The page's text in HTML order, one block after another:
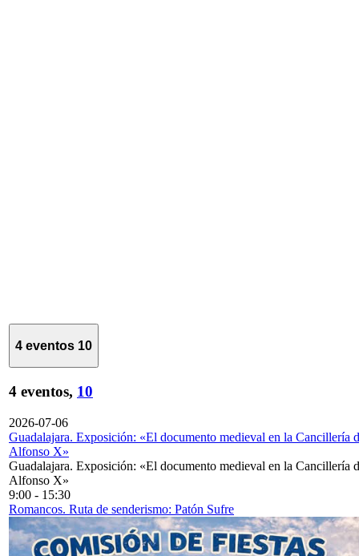
4 eventos 10
4 eventos, 10
2026-07-06
Guadalajara. Exposición: «El documento medieval en la Cancillería
Alfonso X»
Guadalajara. Exposición: «El documento medieval en la Cancillería
Alfonso X»
9:00 - 15:30
Romancos. Ruta de senderismo: Patón Sufre